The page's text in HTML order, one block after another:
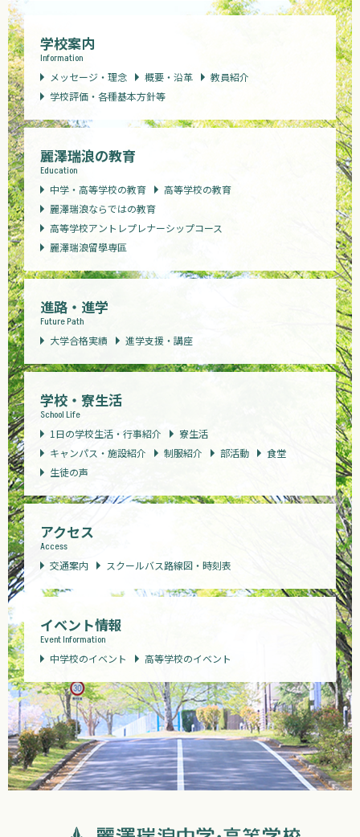
学校案内
Information
メッセージ・理念
概要・沿革
教員紹介
学校評価・各種基本方針等
麗澤瑞浪の教育
Education
中学・高等学校の教育
高等学校の教育
麗澤瑞浪ならではの教育
高等学校アントレプレナーシップコース
麗澤瑞浪留學専區
進路・進学
Future Path
大学合格実績
進学支援・講座
学校・寮生活
School Life
1日の学校生活・行事紹介
寮生活
キャンパス・施設紹介
制服紹介 部活動
食堂
生徒の声
アクセス
Access
交通案内
スクールバス路線図・時刻表
イベント情報
Event Information
中学校のイベント
高等学校のイベント